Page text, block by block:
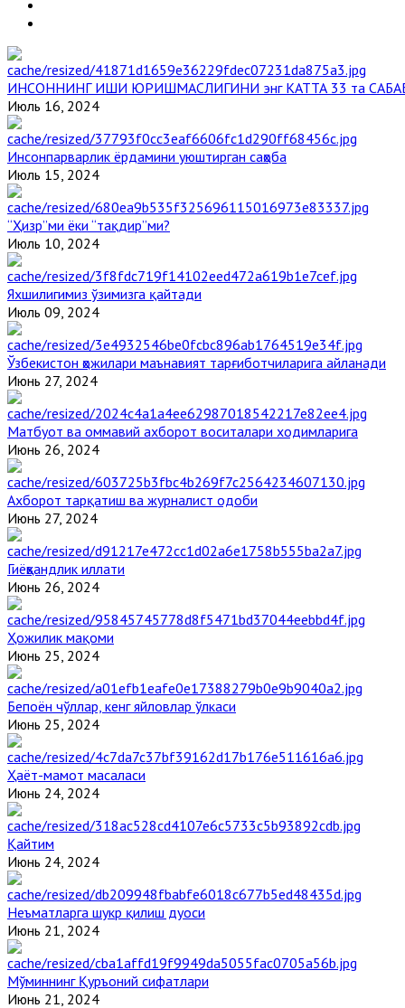
ИНСОННИНГ ИШИ ЮРИШМАСЛИГИНИ энг КАТТА 33 та
Июль 16, 2024
Инсонпарварлик ёрдамини уюштирган саҳоба
Июль 15, 2024
“Ҳизр”ми ёки “тақдир”ми?
Июль 10, 2024
Яхшилигимиз ўзимизга қайтади
Июль 09, 2024
Ўзбекистон ҳожилари маънавият тарғиботчиларига айланади
Июнь 27, 2024
Матбуот ва оммавий ахборот воситалари ходимларига
Июнь 26, 2024
Ахборот тарқатиш ва журналист одоби
Июнь 27, 2024
Гиёҳвандлик иллати
Июнь 26, 2024
Ҳожилик мақоми
Июнь 25, 2024
Бепоён чўллар, кенг яйловлар ўлкаси
Июнь 25, 2024
Ҳаёт-мамот масаласи
Июнь 24, 2024
Қайтим
Июнь 24, 2024
Неъматларга шукр қилиш дуоси
Июнь 21, 2024
Мўминнинг Қуръоний сифатлари
Июнь 21, 2024